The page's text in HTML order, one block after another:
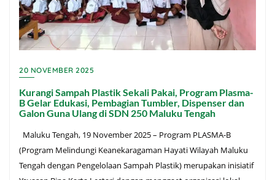
20 NOVEMBER 2025
Kurangi Sampah Plastik Sekali Pakai, Program Plasma-
B Gelar Edukasi, Pembagian Tumbler, Dispenser dan
Galon Guna Ulang di SDN 250 Maluku Tengah
Maluku Tengah, 19 November 2025 – Program PLASMA-B
(Program Melindungi Keanekaragaman Hayati Wilayah Maluku
Tengah dengan Pengelolaan Sampah Plastik) merupakan inisiatif